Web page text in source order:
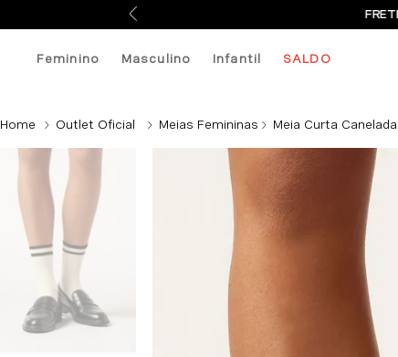
Feminino Masculino Infantil SALDO
Outlet Oficial Meias Femininas Meia Curta